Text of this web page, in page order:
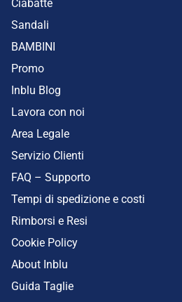
Ciabatte
Sandali
BAMBINI
Promo
Inblu Blog
Lavora con noi
Area Legale
Servizio Clienti
FAQ – Supporto
Tempi di spedizione e costi
Rimborsi e Resi
Cookie Policy
About Inblu
Guida Taglie